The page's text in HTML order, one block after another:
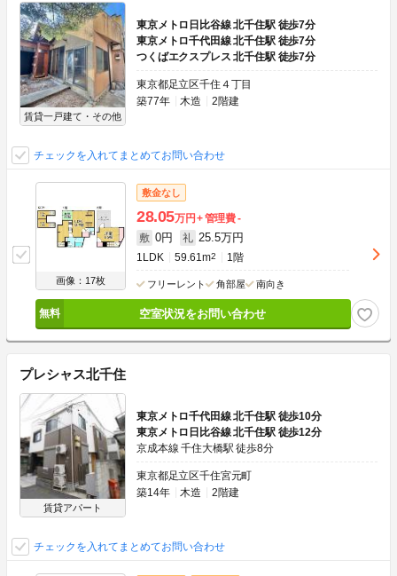
賃貸一戸建て・その他
東京メトロ日比谷線 北千住駅 徒歩7分
東京メトロ千代田線 北千住駅 徒歩7分
つくばエクスプレス 北千住駅 徒歩7分
東京都足立区千住４丁目
築77年
木造 2階建
チェックを入れてまとめてお問い合わせ
画像：17枚
敷金なし
28.05万円 管理費-
敷 0円 礼 25.5万円
1LDK 59.61m2 1階
フリーレント 角部屋 南向き
空室状況をお問い合わせ
プレシャス北千住
賃貸アパート
東京メトロ千代田線 北千住駅 徒歩10分
東京メトロ日比谷線 北千住駅 徒歩12分
京成本線 千住大橋駅 徒歩8分
東京都足立区千住宮元町
築14年
木造 2階建
チェックを入れてまとめてお問い合わせ